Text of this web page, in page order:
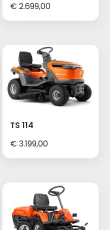
€ 2.699,00
TS 114
€ 3.199,00